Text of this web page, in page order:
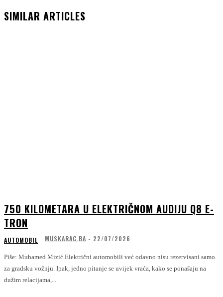
SIMILAR ARTICLES
750 KILOMETARA U ELEKTRIČNOM AUDIJU Q8 E-
TRON
AUTOMOBIL MUSKARAC.BA - 22/07/2026
Piše: Muhamed Mizić Električni automobili već odavno nisu rezervisani samo
za gradsku vožnju. Ipak, jedno pitanje se uvijek vraća, kako se ponašaju na
dužim relacijama,...